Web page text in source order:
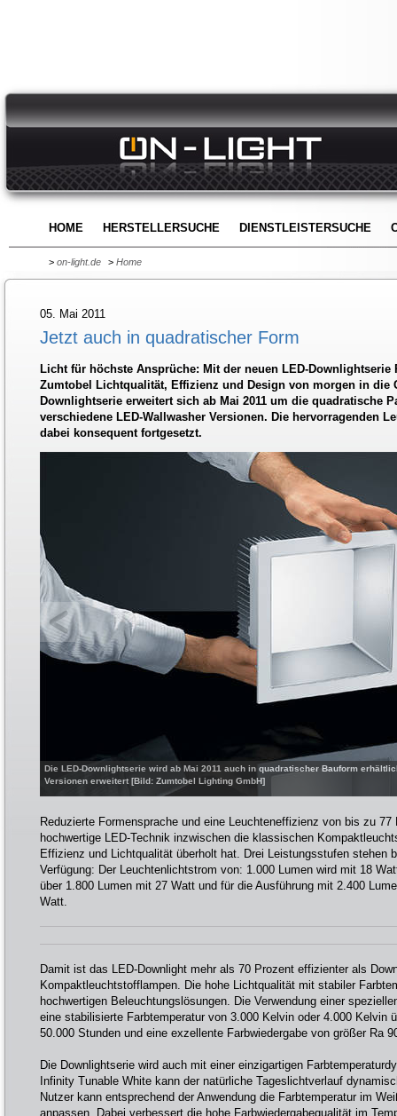
HOME HERSTELLERSUCHE DIENSTLEISTERSUCHE
> on-light.de > Home
05. Mai 2011
Jetzt auch in quadratischer Form
Licht für höchste Ansprüche: Mit der neuen LED-
Zumtobel Lichtqualität, Effizienz und Design von morgen in die
Downlightserie erweitert sich ab Mai 2011 um die quadratische
verschiedene LED-Wallwasher Versionen. Die hervorragenden
dabei konsequent fortgesetzt.
Die LED-Downlightserie wird ab Mai 2011 auch in quadratischer Bauform
Versionen erweitert [Bild: Zumtobel Lighting GmbH]
Reduzierte Formensprache und eine Leuchteneffizienz von bis zu
hochwertige LED-Technik inzwischen die klassischen
Effizienz und Lichtqualität überholt hat. Drei Leistungsstufen stehen
Verfügung: Der Leuchtenlichtstrom von: 1.000 Lumen wird mit 18
über 1.800 Lumen mit 27 Watt und für die Ausführung mit 2.400
Watt.
Damit ist das LED-Downlight mehr als 70 Prozent effizienter als
Kompaktleuchtstofflampen. Die hohe Lichtqualität mit stabiler
hochwertigen Beleuchtungslösungen. Die Verwendung einer
eine stabilisierte Farbtemperatur von 3.000 Kelvin oder 4.000 Kelvin
50.000 Stunden und eine exzellente Farbwiedergabe von größer Ra
Die Downlightserie wird auch mit einer einzigartigen
Infinity Tunable White kann der natürliche Tageslichtverlauf
Nutzer kann entsprechend der Anwendung die Farbtemperatur im
anpassen. Dabei verbessert die hohe Farbwiedergabequalität im